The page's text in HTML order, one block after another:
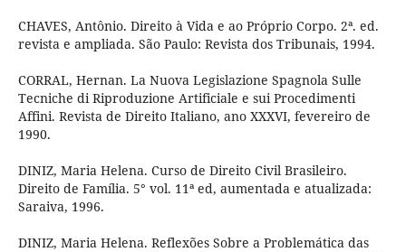
CHAVES, Antônio. Direito à Vida e ao Próprio Corpo. 2ª. ed.
revista e ampliada. São Paulo: Revista dos Tribunais, 1994.
CORRAL, Hernan. La Nuova Legislazione Spagnola Sulle
Tecniche di Riproduzione Artificiale e sui Procedimenti
Affini. Revista de Direito Italiano, ano XXXVI, fevereiro de
1990.
DINIZ, Maria Helena. Curso de Direito Civil Brasileiro.
Direito de Família. 5° vol. 11ª ed, aumentada e atualizada:
Saraiva, 1996.
DINIZ, Maria Helena. Reflexões Sobre a Problemática das